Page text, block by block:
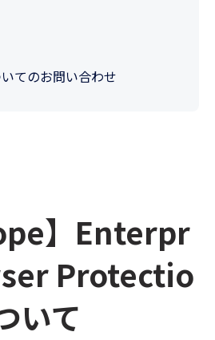
てのお問い合わせ
】Enterpr
Protectio
いて